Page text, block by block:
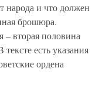
народа и что должен
брошюра.
– вторая половина
есть указания
ордена